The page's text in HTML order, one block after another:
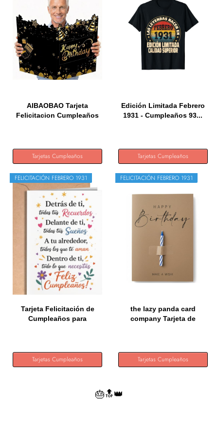
AIBAOBAO Tarjeta
Felicitacion Cumpleaños
Tarjetas Cumpleaños
Edición Limitada Febrero
1931 - Cumpleaños 93...
Tarjetas Cumpleaños
FELICITACIÓN FEBRERO 1931
Tarjeta Felicitación de
Cumpleaños para
Tarjetas Cumpleaños
FELICITACIÓN FEBRERO 1931
the lazy panda card
company Tarjeta de
Tarjetas Cumpleaños
🎂🔝👑